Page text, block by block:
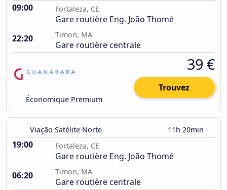
09:00 Fortaleza, CE
Gare routière Eng. João Thomé
22:20
Timon, MA
Gare routière centrale
Économique Premium
39 €
Trouvez
Viação Satélite Norte 11h 20min
19:00 Fortaleza, CE
Gare routière Eng. João Thomé
06:20
Timon, MA
Gare routière centrale